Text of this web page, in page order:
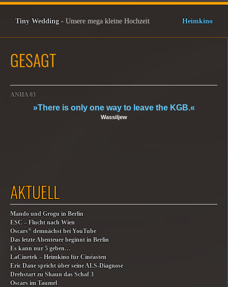
Tiny Wedding - Unsere mega kleine Hochzeit Heimkino
GESAGT
ANИA 03
»There is only one way to leave the KGB.«
Wassiljew
AKTUELL
Mando und Grogu in Berlin
ESC – Flucht nach Wien
Oscars® demnächst bei YouTube
Das letzte Abenteuer beginnt in Berlin
Es kann nur 5 geben…
LaCinetek – Heimkino für Cinéasten
Eric Dane spricht über seine ALS-Diagnose
Drehstart zu Shaun das Schaf 3
Oscars im Taumel